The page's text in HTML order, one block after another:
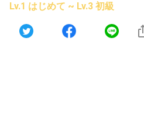
Lv.1 はじめて ~ Lv.3 初級